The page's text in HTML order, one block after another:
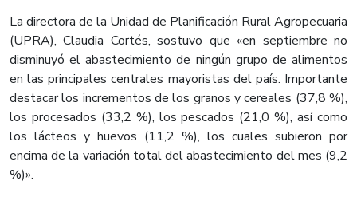
La directora de la Unidad de Planificación Rural Agropecuaria
(UPRA), Claudia Cortés, sostuvo que «en septiembre no
disminuyó el abastecimiento de ningún grupo de alimentos
en las principales centrales mayoristas del país. Importante
destacar los incrementos de los granos y cereales (37,8 %),
los procesados (33,2 %), los pescados (21,0 %), así como
los lácteos y huevos (11,2 %), los cuales subieron por
encima de la variación total del abastecimiento del mes (9,2
%)».